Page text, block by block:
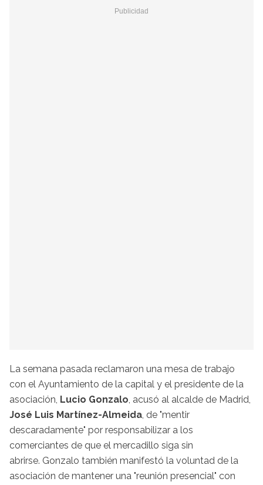
La semana pasada reclamaron una mesa de trabajo
con el Ayuntamiento de la capital y el presidente de la
asociación, Lucio Gonzalo, acusó al alcalde de Madrid,
José Luis Martínez-Almeida, de "mentir
descaradamente" por responsabilizar a los
comerciantes de que el mercadillo siga sin
abrirse. Gonzalo también manifestó la voluntad de la
asociación de mantener una "reunión presencial" con